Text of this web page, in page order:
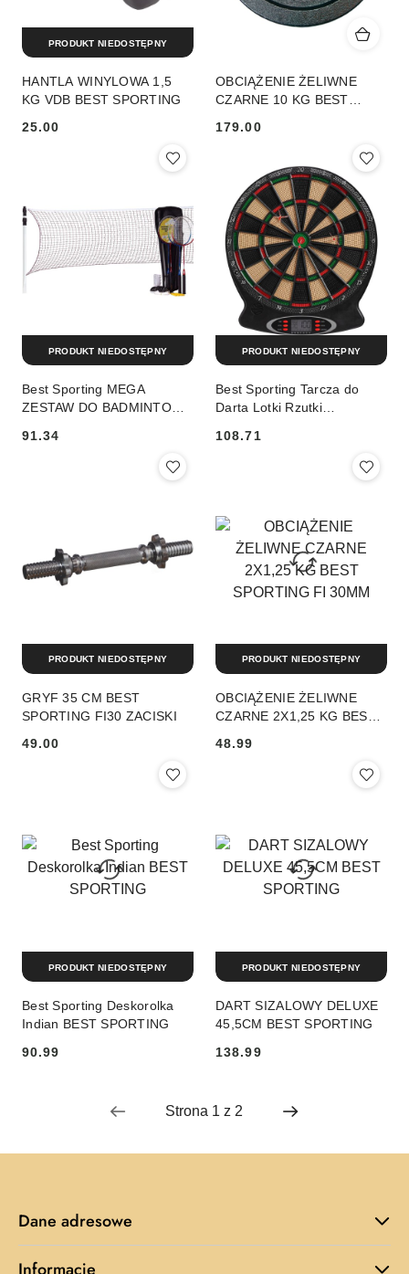
HANTLA WINYLOWA 1,5
KG VDB BEST SPORTING
25.00
PRODUKT NIEDOSTĘPNY
OBCIĄŻENIE ŻELIWNE
CZARNE 10 KG BEST
179.00
Best Sporting MEGA
ZESTAW DO BADMINTONA
BEST SPORTING
Cena:
91.34
PRODUKT NIEDOSTĘPNY
Best Sporting Tarcza do
Darta Lotki Rzutki
SPORTING 43 cm
Cena:
108.71
PRODUKT NIEDOSTĘPNY
GRYF 35 CM BEST
SPORTING FI30 ZACISKI
Cena:
49.00
PRODUKT NIEDOSTĘPNY
OBCIĄŻENIE ŻELIWNE
CZARNE 2X1,25 KG BEST
Cena:
48.99
PRODUKT NIEDOSTĘPNY
Best Sporting Deskorolka
Indian BEST SPORTING
Cena:
90.99
PRODUKT NIEDOSTĘPNY
DART SIZALOWY DELUXE
45,5CM BEST SPORTING
Cena:
138.99
PRODUKT NIEDOSTĘPNY
Dane adresowe